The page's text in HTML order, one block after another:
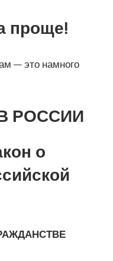
проще!
— это намного
РОССИИ
о